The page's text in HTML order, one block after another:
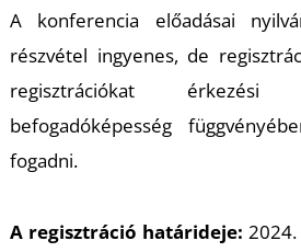
A konferencia előadásai
részvétel ingyenes, de
regisztrációkat
befogadóképesség
fogadni.
A regisztráció határideje: